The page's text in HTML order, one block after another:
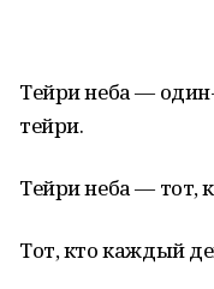
Тейри неба —
тейри.
Тейри неба — тот,
Тот, кто каждый